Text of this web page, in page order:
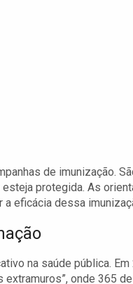
de imunização.
protegida. As
eficácia dessa
na saúde pública. Em
extramuros”, onde 365